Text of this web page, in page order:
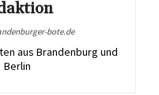
bote.de
aus Brandenburg und
Berlin